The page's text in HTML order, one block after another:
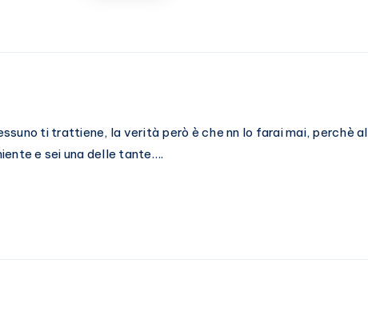
di
ti trattiene, la verità però è che nn lo farai mai, perchè al
e sei una delle tante….